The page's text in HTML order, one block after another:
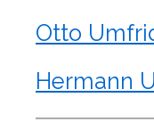
Otto
Her­mann